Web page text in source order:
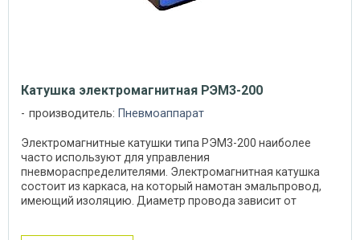
Катушка электромагнитная РЭМ3-200
производитель: Пневмоаппарат
Электромагнитные катушки типа РЭМ3-200 наиболее
часто используют для управления
пневмораспределителями. Электромагнитная катушка
состоит из каркаса, на который намотан эмальпровод,
имеющий изоляцию. Диаметр провода зависит от